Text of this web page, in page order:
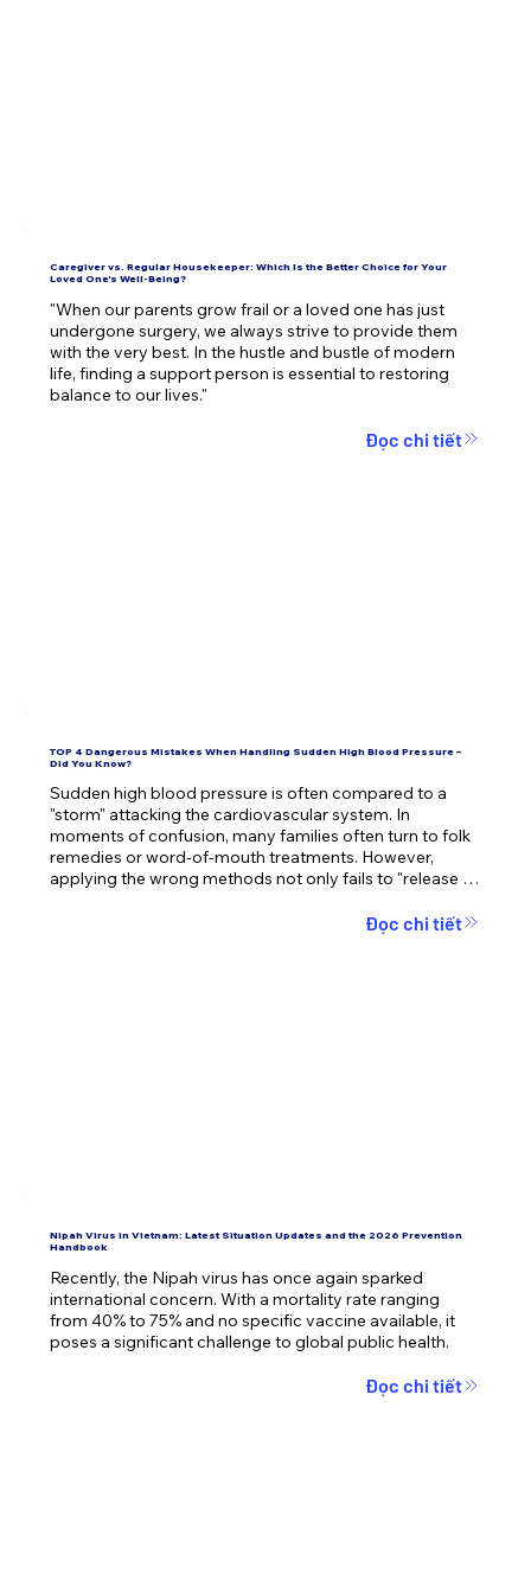
Caregiver vs. Regular Housekeeper: Which Is the Better Choice for Your
Loved One’s Well-Being?
"When our parents grow frail or a loved one has just
undergone surgery, we always strive to provide them
with the very best. In the hustle and bustle of modern
life, finding a support person is essential to restoring
balance to our lives."
Đọc chi tiết
TOP 4 Dangerous Mistakes When Handling Sudden High Blood Pressure –
Did You Know?
Sudden high blood pressure is often compared to a
"storm" attacking the cardiovascular system. In
moments of confusion, many families often turn to folk
remedies or word-of-mouth treatments. However,
applying the wrong methods not only fails to "release
Đọc chi tiết
Nipah Virus in Vietnam: Latest Situation Updates and the 2026 Prevention
Handbook
Recently, the Nipah virus has once again sparked
international concern. With a mortality rate ranging
from 40% to 75% and no specific vaccine available, it
poses a significant challenge to global public health.
Đọc chi tiết